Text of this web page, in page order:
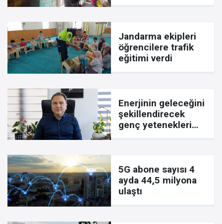
Jandarma ekipleri
öğrencilere trafik
eğitimi verdi
Enerjinin geleceğini
şekillendirecek
genç yetenekleri
5G abone sayısı 4
ayda 44,5 milyona
ulaştı